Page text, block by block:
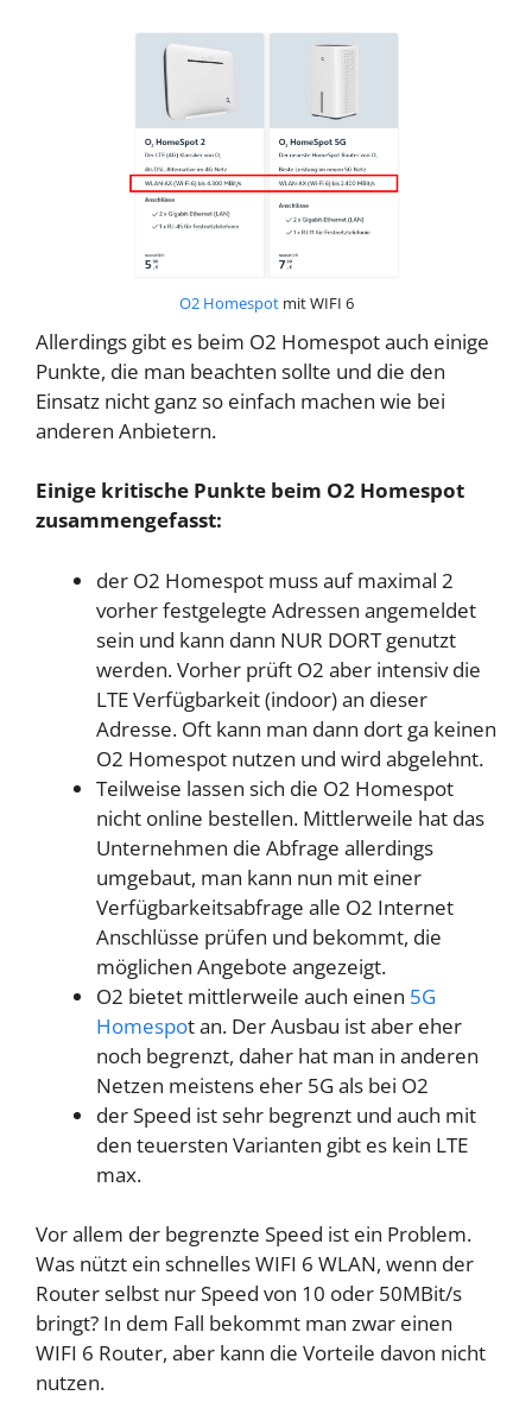
O2 Homespotmit WIFI 6
Allerdings gibt es beim O2 Homespot auch einige
Punkte, die man beachten sollte und die den
Einsatz nicht ganz so einfach machen wie bei
anderen Anbietern.
Einige kritische Punkte beim O2 Homespot
zusammengefasst:
der O2 Homespot muss auf maximal 2
vorher festgelegte Adressen angemeldet
sein und kann dann NUR DORT genutzt
werden. Vorher prüft O2 aber intensiv die
LTE Verfügbarkeit (indoor) an dieser
Adresse. Oft kann man dann dort ga keinen
O2 Homespot nutzen und wird abgelehnt.
Teilweise lassen sich die O2 Homespot
nicht online bestellen. Mittlerweile hat das
Unternehmen die Abfrage allerdings
umgebaut, man kann nun mit einer
Verfügbarkeitsabfrage alle O2 Internet
Anschlüsse prüfen und bekommt, die
möglichen Angebote angezeigt.
O2 bietet mittlerweile auch einen 5G
Homespot an. Der Ausbau ist aber eher
noch begrenzt, daher hat man in anderen
Netzen meistens eher 5G als bei O2
der Speed ist sehr begrenzt und auch mit
den teuersten Varianten gibt es kein LTE
max.
Vor allem der begrenzte Speed ist ein Problem.
Was nützt ein schnelles WIFI 6 WLAN, wenn der
Router selbst nur Speed von 10 oder 50MBit/s
bringt? In dem Fall bekommt man zwar einen
WIFI 6 Router, aber kann die Vorteile davon nicht
nutzen.